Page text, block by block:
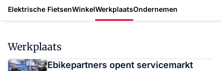
Elektrische FietsenWinkelWerkplaatsOndernemen
Werkplaats
Ebikepartners opent servicemarkt